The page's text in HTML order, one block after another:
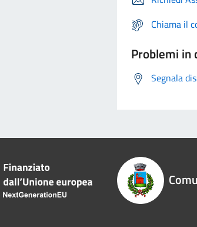
Chiama il
Problemi in
Segnala